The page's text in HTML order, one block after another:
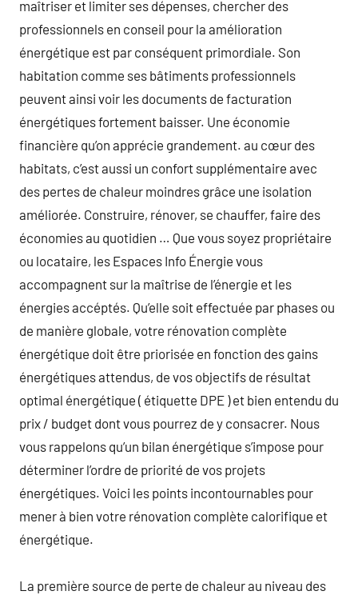
maîtriser et limiter ses dépenses, chercher des
professionnels en conseil pour la amélioration
énergétique est par conséquent primordiale. Son
habitation comme ses bâtiments professionnels
peuvent ainsi voir les documents de facturation
énergétiques fortement baisser. Une économie
financière qu’on apprécie grandement. au cœur des
habitats, c’est aussi un confort supplémentaire avec
des pertes de chaleur moindres grâce une isolation
améliorée. Construire, rénover, se chauffer, faire des
économies au quotidien … Que vous soyez propriétaire
ou locataire, les Espaces Info Énergie vous
accompagnent sur la maîtrise de l’énergie et les
énergies accéptés. Qu’elle soit effectuée par phases ou
de manière globale, votre rénovation complète
énergétique doit être priorisée en fonction des gains
énergétiques attendus, de vos objectifs de résultat
optimal énergétique ( étiquette DPE ) et bien entendu du
prix / budget dont vous pourrez de y consacrer. Nous
vous rappelons qu’un bilan énergétique s’impose pour
déterminer l’ordre de priorité de vos projets
énergétiques. Voici les points incontournables pour
mener à bien votre rénovation complète calorifique et
énergétique.
La première source de perte de chaleur au niveau des